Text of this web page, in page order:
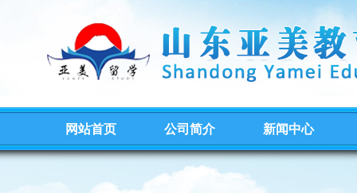
网站首页 公司简介 新闻中心